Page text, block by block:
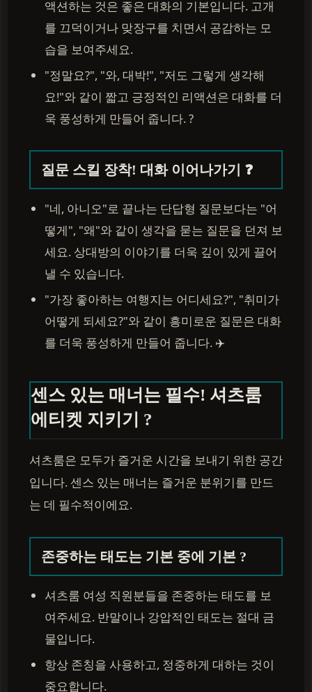
액션하는 것은 좋은 대화의 기본입니다. 고개
를 끄덕이거나 맞장구를 치면서 공감하는 모
습을 보여주세요.
"정말요?", "와, 대박!", "저도 그렇게 생각해
요!"와 같이 짧고 긍정적인 리액션은 대화를 더
욱 풍성하게 만들어 줍니다. ?
질문 스킬 장착! 대화 이어나가기 ❓
"네, 아니오"로 끝나는 단답형 질문보다는 "어
떻게", "왜"와 같이 생각을 묻는 질문을 던져 보
세요. 상대방의 이야기를 더욱 깊이 있게 끌어
낼 수 있습니다.
"가장 좋아하는 여행지는 어디세요?", "취미가
어떻게 되세요?"와 같이 흥미로운 질문은 대화
를 더욱 풍성하게 만들어 줍니다. ✈️
센스 있는 매너는 필수! 셔츠룸
에티켓 지키기 ?
셔츠룸은 모두가 즐거운 시간을 보내기 위한 공간
입니다. 센스 있는 매너는 즐거운 분위기를 만드
는 데 필수적이에요.
존중하는 태도는 기본 중에 기본 ?
셔츠룸 여성 직원분들을 존중하는 태도를 보
여주세요. 반말이나 강압적인 태도는 절대 금
물입니다.
항상 존칭을 사용하고, 정중하게 대하는 것이
중요합니다.